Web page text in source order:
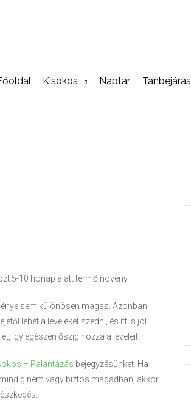
Kisokos Naptár Tanbejárás
5-10 hónap alatt termő növény.
sem különösen magas. Azonban
lehet a leveleket szedni, és itt is jól
így egészen őszig hozza a leveleit.
– Palántázás bejegyzésünket. Ha
mindig nem vagy biztos magadban, akkor